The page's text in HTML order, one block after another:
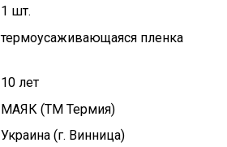
1 шт.
термоусаживающаяся пленка
10 лет
МАЯК (ТМ Термия)
Украина (г. Винница)